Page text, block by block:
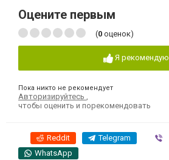
Оцените первым
(0 оценок)
Я рекомендую
Пока никто не рекомендует
Авторизируйтесь
чтобы оценить и порекомендовать
Reddit Telegram
WhatsApp